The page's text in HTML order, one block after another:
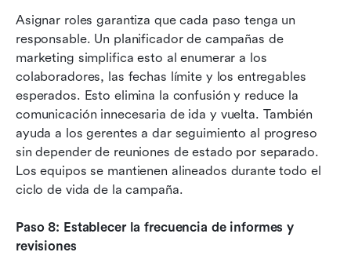
Asignar roles garantiza que cada paso tenga un
responsable. Un planificador de campañas de
marketing simplifica esto al enumerar a los
colaboradores, las fechas límite y los entregables
esperados. Esto elimina la confusión y reduce la
comunicación innecesaria de ida y vuelta. También
ayuda a los gerentes a dar seguimiento al progreso
sin depender de reuniones de estado por separado.
Los equipos se mantienen alineados durante todo el
ciclo de vida de la campaña.
Paso 8: Establecer la frecuencia de informes y
revisiones